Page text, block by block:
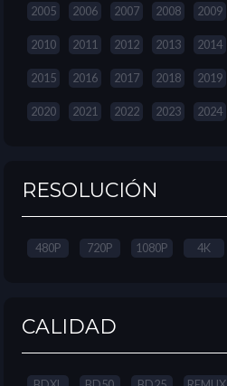
2005 2006 2007 2008 2009
2010 2011 2012 2013 2014
2015 2016 2017 2018 2019
2020 2021 2022 2023 2024
RESOLUCIÓN
480P 720P 1080P 4K
CALIDAD